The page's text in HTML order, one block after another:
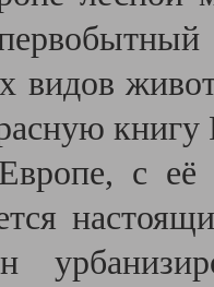
видов
книгу
с её